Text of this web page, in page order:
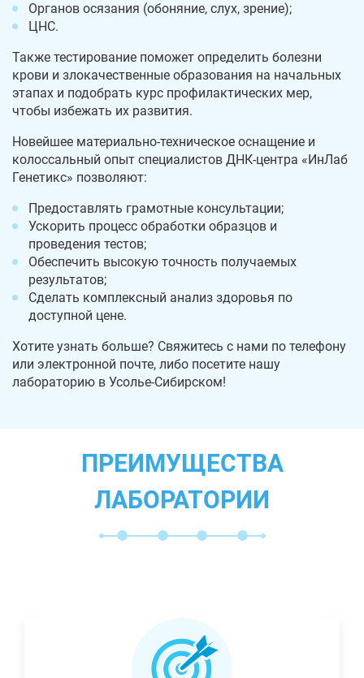
Органов осязания (обоняние, слух, зрение);
ЦНС.
Также тестирование поможет определить болезни
крови и злокачественные образования на начальных
этапах и подобрать курс профилактических мер,
чтобы избежать их развития.
Новейшее материально-техническое оснащение и
колоссальный опыт специалистов ДНК-центра «ИнЛаб
Генетикс» позволяют:
Предоставлять грамотные консультации;
Ускорить процесс обработки образцов и
проведения тестов;
Обеспечить высокую точность получаемых
результатов;
Сделать комплексный анализ здоровья по
доступной цене.
Хотите узнать больше? Свяжитесь с нами по телефону
или электронной почте, либо посетите нашу
лабораторию в Усолье-Сибирском!
ПРЕИМУЩЕСТВА
ЛАБОРАТОРИИ